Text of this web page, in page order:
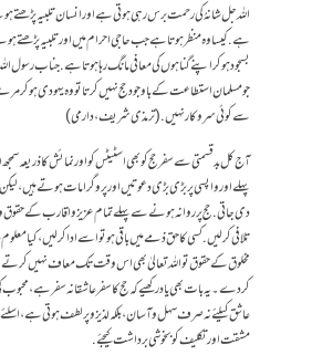
اللہ جل شانہُ کی رحمت برس رہی ہو تی ہے اور انسان تلبیہ پڑھتے
ہے. کیسا وہ منظر ہو تا ہے جب حاجی احرام میں اور تلبیہ پڑھتے
بسجود ہو کر اپنے گناہوں کی معافی مانگ رہا ہو تا ہے. جناب
جو مسلمان استطاعت کے باوجود حج نہیں کرتا تووہ یہودی ہوکر مرے
سے کوئی سروکار نہیں.(ترمذی شریف، دارمی)
آج کل بدقسمتی سے سفر حج کوبھی اسٹیٹس کواور نمائش کا ذریعہ
پہلے اور واپسی پر بڑی بڑی دعوتیں اور پروگرامات ہوتے ہیں،
دی جاتی. حج پر روانہ ہونے سے پہلے تمام عزیز و اقارب کے
تلافی کرلیں. کسی کا حق ذمے میں باقی ہوتو اسے ادا
مخلوق کے حقوق تو اللہ تعالیٰ بھی اس وقت تک معاف نہیں
کردے۔یہ بات بھی یادرکھیے کہ حج کاسفر عاشقانہ سفرہے،محبوب
عاشق کیلئے نہ صرف سہل وآسان،بلکہ لذیزو پر لطف ہوتی ہے،
مشقت اور تکلیف کو بخوشی برداشت کیجئے .